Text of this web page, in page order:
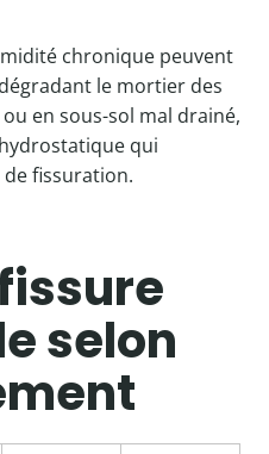
chronique peuvent
le mortier des
en sous-sol mal drainé,
qui
fissuration.
selon